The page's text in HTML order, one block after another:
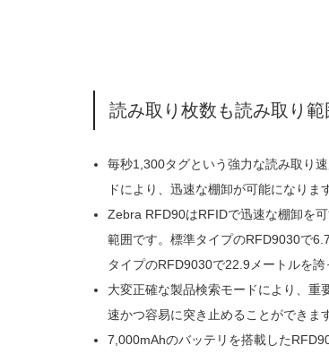
読み取り枚数も読み取り
毎秒1,300タグという強力な読み取り
ドにより、迅速な棚卸が可能になりま
Zebra RFD90はRFIDで迅速な棚卸を
範囲です。標準タイプのRFD9030で
タイプのRFD9030で22.9メートルを誇
大変正確な製品検索モードにより、重
速かつ容易に突き止めることができま
7,000mAhのバッテリを搭載した